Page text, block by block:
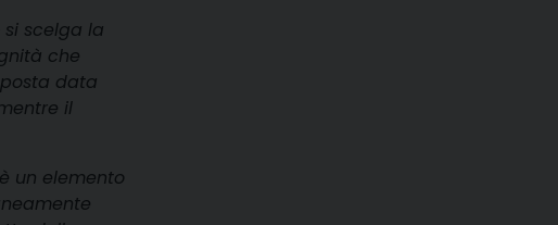
scelga la
che
data
il
un elemento